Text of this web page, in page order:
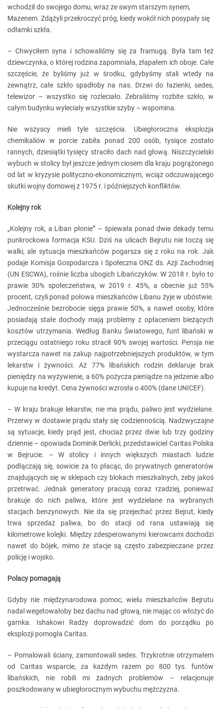
wchodził do swojego domu, wraz ze swym starszym synem,
Mazenem. Zdążyli przekroczyć próg, kiedy wokół nich posypały się
odłamki szkła.
– Chwyciłem syna i schowaliśmy się za framugą. Była tam też
dziewczynka, o której rodzina zapomniała, złapałem ich oboje. Całe
szczęście, że byliśmy już w środku, gdybyśmy stali wtedy na
zewnątrz, całe szkło spadłoby na nas. Drzwi do łazienki, sedes,
telewizor – wszystko się rozleciało. Zebraliśmy rozbite szkło, w
całym budynku wyleciały wszystkie szyby – wspomina.
Nie wszyscy mieli tyle szczęścia. Ubiegłoroczna eksplozja
chemikaliów w porcie zabiła ponad 200 osób, tysiące zostało
rannych, dziesiątki tysięcy straciło dach nad głową. Niszczycielski
wybuch w stolicy był jeszcze jednym ciosem dla kraju pogrążonego
od lat w kryzysie polityczno-ekonomicznym, wciąż odczuwającego
skutki wojny domowej z 1975 r. i późniejszych konfliktów.
Kolejny rok
„Kolejny rok, a Liban płonie” – śpiewała ponad dwie dekady temu
punkrockowa formacja KSU. Dziś na ulicach Bejrutu nie toczą się
walki, ale sytuacja mieszkańców pogarsza się z roku na rok. Jak
podaje Komisja Gospodarcza i Społeczna ONZ ds. Azji Zachodniej
(UN ESCWA), rośnie liczba ubogich Libańczyków. W 2018 r. było to
prawie 30% społeczeństwa, w 2019 r. 45%, a obecnie już 55%
procent, czyli ponad połowa mieszkańców Libanu żyje w ubóstwie.
Jednocześnie bezrobocie sięga prawie 50%, a nawet osoby, które
posiadają stałe dochody mają problemy z opłaceniem bieżących
kosztów utrzymania. Według Banku Światowego, funt libański w
przeciągu ostatniego roku stracił 90% swojej wartości. Pensja nie
wystarcza nawet na zakup najpotrzebniejszych produktów, w tym
lekarstw i żywności. Aż 77% libańskich rodzin deklaruje brak
pieniędzy na wyżywienie, a 60% pożycza pieniądze na jedzenie albo
kupuje na kredyt. Cena żywności wzrosła o 400% (dane UNICEF).
– W kraju brakuje lekarstw, nie ma prądu, paliwo jest wydzielane.
Przerwy w dostawie prądu stały się codziennością. Nadzwyczajne
są sytuacje, kiedy prąd jest, chociaż przez dwie lub trzy godziny
dziennie – opowiada Dominik Derlicki, przedstawiciel Caritas Polska
w Bejrucie. – W stolicy i innych większych miastach ludzie
podłączają się, sowicie za to płacąc, do prywatnych generatorów
znajdujących się w sklepach czy blokach mieszkalnych, żeby jakoś
przetrwać. Jednak generatory pracują coraz rzadziej, ponieważ
brakuje do nich paliwa, które jest wydzielane na wybranych
stacjach benzynowych. Nie da się przejechać przez Bejrut, kiedy
trwa sprzedaż paliwa, bo do stacji od rana ustawiają się
kilometrowe kolejki. Między zdesperowanymi kierowcami dochodzi
nawet do bójek, mimo że stacje są często zabezpieczane przez
policję i wojsko.
Polacy pomagają
Gdyby nie międzynarodowa pomoc, wielu mieszkańców Bejrutu
nadal wegetowałoby bez dachu nad głową, nie mając co włożyć do
garnka. Ishakowi Radży doprowadzić dom do porządku po
eksplozji pomogła Caritas.
– Pomalowali ściany, zamontowali sedes. Trzykrotnie otrzymałem
od Caritas wsparcie, za każdym razem po 800 tys. funtów
libańskich, nie robili mi żadnych problemów – relacjonuje
poszkodowany w ubiegłorocznym wybuchu mężczyzna.